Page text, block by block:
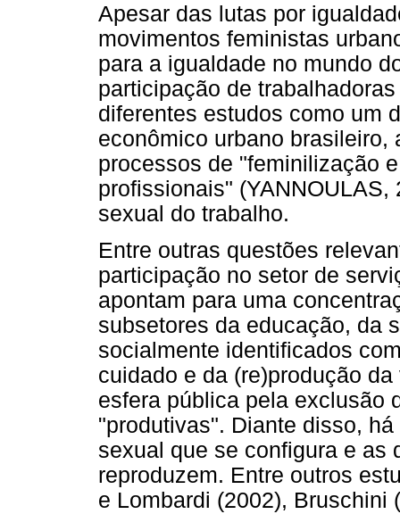
Apesar das lutas por
movimentos feministas
para a igualdade no mundo
participação de
diferentes estudos como um
econômico urbano brasileiro,
processos de "feminilização
profissionais"
sexual do trabalho.
Entre outras questões
participação no setor de
apontam para uma
subsetores da educação, da
socialmente identificados
cuidado e da (re)produção
esfera pública pela exclusão
"produtivas". Diante disso,
sexual que se configura e as
reproduzem. Entre outros
e Lombardi (2002), Bruschini